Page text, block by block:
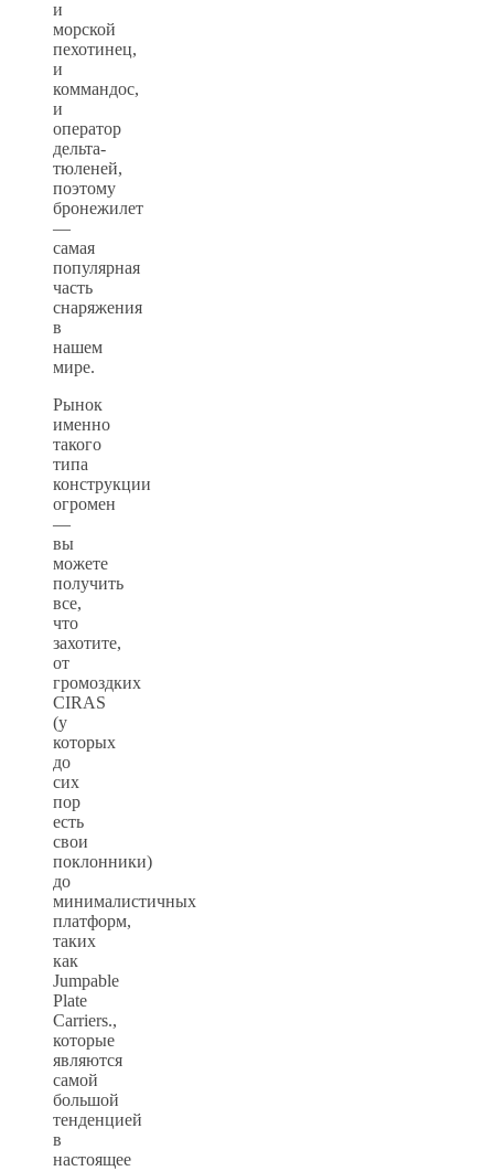
и
морской
пехотинец,
и
коммандос,
и
оператор
дельта-
тюленей,
поэтому
бронежилет
—
самая
популярная
часть
снаряжения
в
нашем
мире.
Рынок
именно
такого
типа
конструкции
огромен
—
вы
можете
получить
все,
что
захотите,
от
громоздких
CIRAS
(у
которых
до
сих
пор
есть
свои
поклонники)
до
минималистичных
платформ,
таких
как
Jumpable
Plate
Carriers.,
которые
являются
самой
большой
тенденцией
в
настоящее